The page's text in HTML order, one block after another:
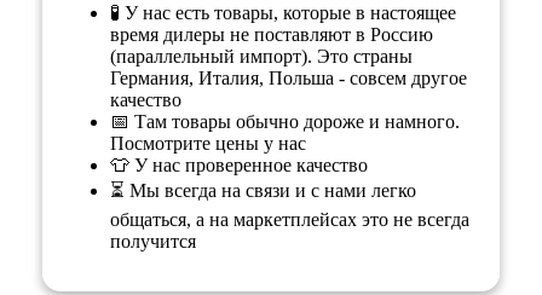
🧪 У нас есть товары, которые в настоящее
время дилеры не поставляют в Россию
(параллельный импорт). Это страны
Германия, Италия, Польша - совсем другое
качество
📅 Там товары обычно дороже и намного.
Посмотрите цены у нас
👕 У нас проверенное качество
⏳ Мы всегда на связи и с нами легко
общаться, а на маркетплейсах это не всегда
получится